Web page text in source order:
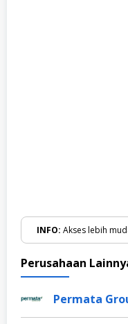
INFO: Akses lebih
Perusahaan
Permata